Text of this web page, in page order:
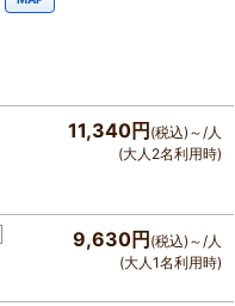
11,340円 (税込)～/人
(大人2名利用時)
9,630円 (税込)～/人
(大人1名利用時)